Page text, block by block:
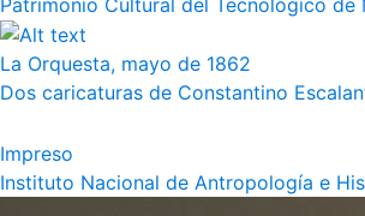
La Orquesta, mayo de 1862
Dos caricaturas de Constantino
Impreso
Instituto Nacional de Antropología e